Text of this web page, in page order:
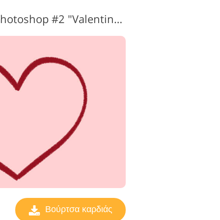
επεξεργασίας
Πινέλα καρδιάς για Photoshop #2 "Valentine’s Mood"
Βούρτσα καρδιάς